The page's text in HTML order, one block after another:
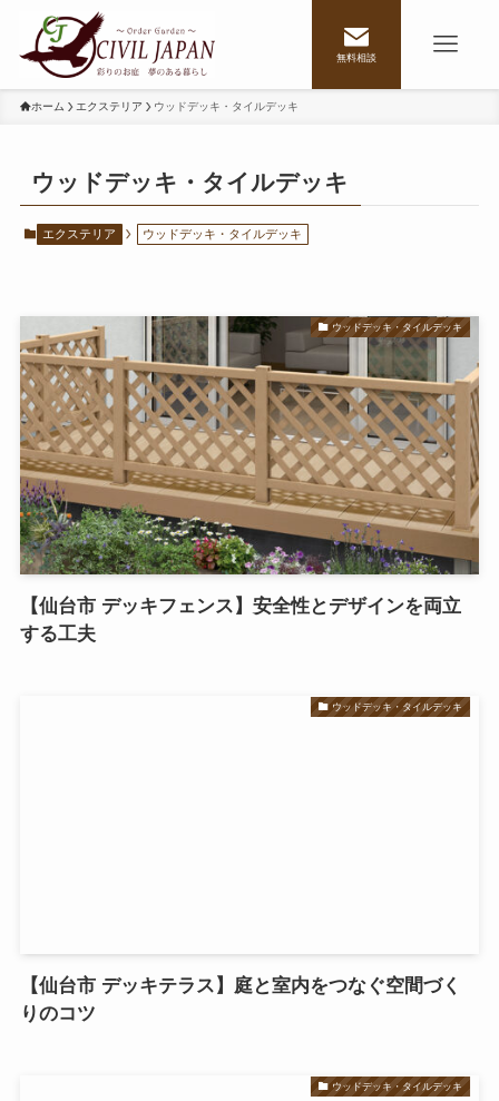
無料相談
ホーム エクステリア ウッドデッキ・タイルデッキ
ウッドデッキ・タイルデッキ
エクステリア ウッドデッキ・タイルデッキ
ウッドデッキ・タイルデッキ
【仙台市 デッキフェンス】安全性とデザインを両立
する工夫
ウッドデッキ・タイルデッキ
【仙台市 デッキテラス】庭と室内をつなぐ空間づく
りのコツ
ウッドデッキ・タイルデッキ